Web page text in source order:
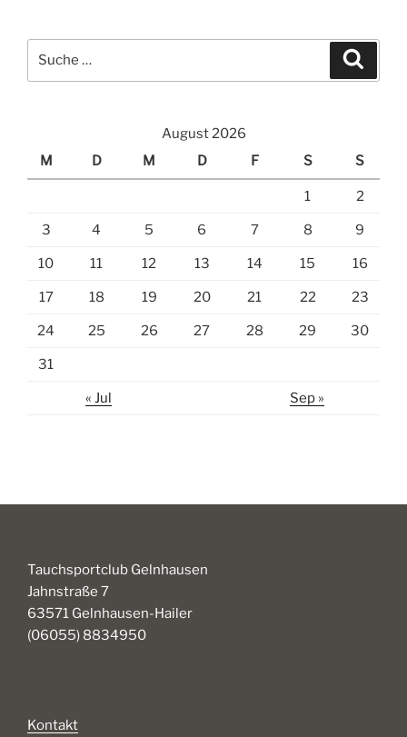
Suche
August 2026
M
D M D F S S
1 2
3 4 5 6 7 8 9
10 11 12 13 14 15 16
17 18 19 20 21 22 23
24 25 26 27 28 29 30
31
« Jul Sep »
Tauchsportclub Gelnhausen
Jahnstraße 7
63571 Gelnhausen-Hailer
(06055) 8834950
Kontakt